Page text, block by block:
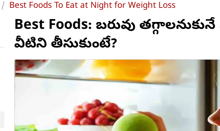
Best Foods To Eat at Night for Weight Loss
Best Foods: బరువు
వీటిని తీసుకుంటే?